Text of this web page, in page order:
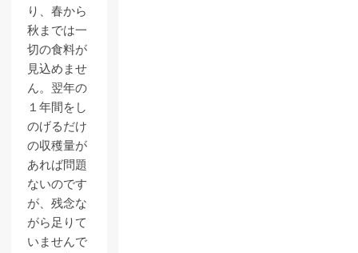
り、春から
秋までは一
切の食料が
見込めませ
ん。翌年の
１年間をし
のげるだけ
の収穫量が
あれば問題
ないのです
が、残念な
がら足りて
いませんで